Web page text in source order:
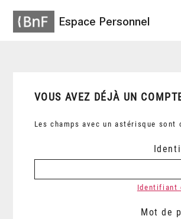
Espace Personnel
VOUS AVEZ DÉJÀ UN
Les champs avec un astérisque sont
Identifiant
Mot de